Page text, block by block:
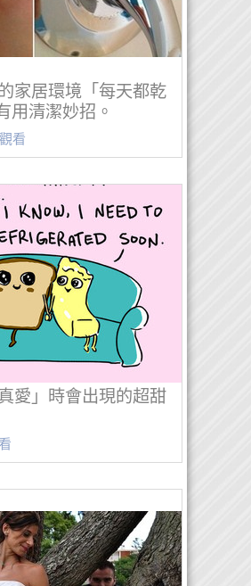
家居環境「每天都乾
用清潔妙招。
觀看
愛」時會出現的超甜